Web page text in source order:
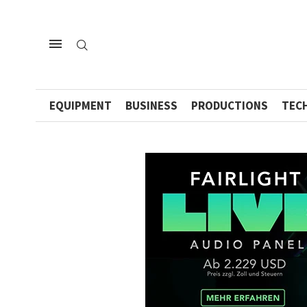
EQUIPMENT BUSINESS PRODUCTIONS